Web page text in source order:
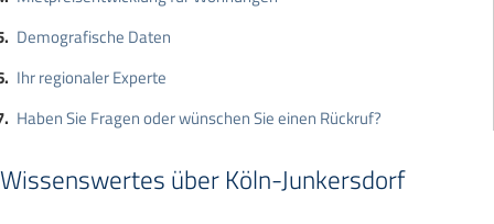
Demografische Daten
Ihr regionaler Experte
Haben Sie Fragen oder wünschen Sie einen Rückruf?
Wissenswertes über Köln-Junkersdorf